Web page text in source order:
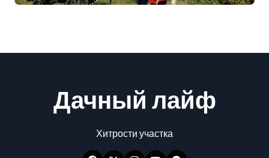
Дачный лайф
Хитрости участка